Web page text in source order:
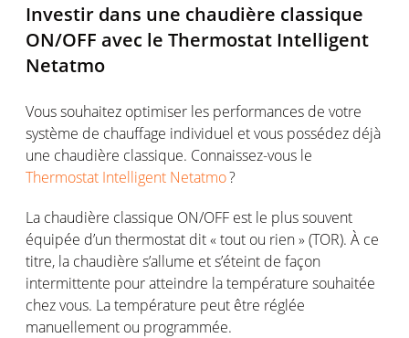
Investir dans une chaudière classique
ON/OFF avec le Thermostat Intelligent
Netatmo
Vous souhaitez optimiser les performances de votre
système de chauffage individuel et vous possédez déjà
une chaudière classique. Connaissez-vous le
Thermostat Intelligent Netatmo?
La chaudière classique ON/OFF est le plus souvent
équipée d’un thermostat dit « tout ou rien » (TOR). À ce
titre, la chaudière s’allume et s’éteint de façon
intermittente pour atteindre la température souhaitée
chez vous. La température peut être réglée
manuellement ou programmée.